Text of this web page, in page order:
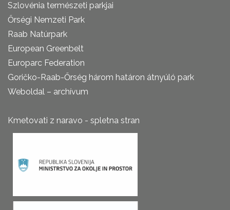
Szlovénia természeti parkjai
Őrségi Nemzeti Park
Raab Natúrpark
European Greenbelt
Europarc Federation
Goričko-Raab-Őrség három határon átnyúló park
Weboldal – archívum
Kmetovati z naravo - spletna stran